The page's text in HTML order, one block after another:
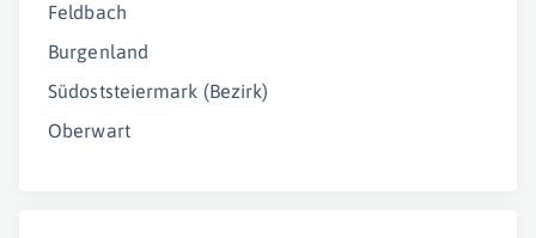
Feldbach
Burgenland
Südoststeiermark (Bezirk)
Oberwart